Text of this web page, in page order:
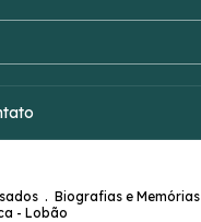
. Biografias e Memórias
- Lobão